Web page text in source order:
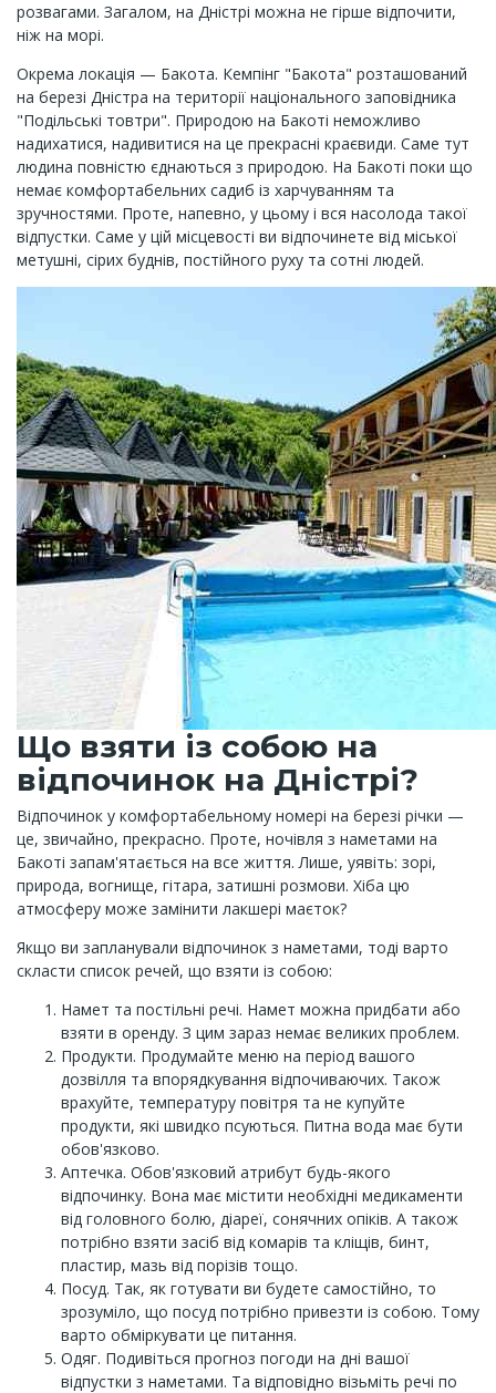
розвагами. Загалом, на Дністрі можна не гірше відпочити,
ніж на морі.
Окрема локація — Бакота. Кемпінг "Бакота" розташований
на березі Дністра на території національного заповідника
"Подільські товтри". Природою на Бакоті неможливо
надихатися, надивитися на це прекрасні краєвиди. Саме тут
людина повністю єднаються з природою. На Бакоті поки що
немає комфортабельних садиб із харчуванням та
зручностями. Проте, напевно, у цьому і вся насолода такої
відпустки. Саме у цій місцевості ви відпочинете від міської
метушні, сірих буднів, постійного руху та сотні людей.
Що взяти із собою на
відпочинок на Дністрі?
Відпочинок у комфортабельному номері на березі річки —
це, звичайно, прекрасно. Проте, ночівля з наметами на
Бакоті запам'ятається на все життя. Лише, уявіть: зорі,
природа, вогнище, гітара, затишні розмови. Хіба цю
атмосферу може замінити лакшері маєток?
Якщо ви запланували відпочинок з наметами, тоді варто
скласти список речей, що взяти із собою:
Намет та постільні речі. Намет можна придбати або
взяти в оренду. З цим зараз немає великих проблем.
Продукти. Продумайте меню на період вашого
дозвілля та впорядкування відпочиваючих. Також
врахуйте, температуру повітря та не купуйте
продукти, які швидко псуються. Питна вода має бути
обов'язково.
Аптечка. Обов'язковий атрибут будь-якого
відпочинку. Вона має містити необхідні медикаменти
від головного болю, діареї, сонячних опіків. А також
потрібно взяти засіб від комарів та кліщів, бинт,
пластир, мазь від порізів тощо.
Посуд. Так, як готувати ви будете самостійно, то
зрозуміло, що посуд потрібно привезти із собою. Тому
варто обміркувати це питання.
Одяг. Подивіться прогноз погоди на дні вашої
відпустки з наметами. Та відповідно візьміть речі по